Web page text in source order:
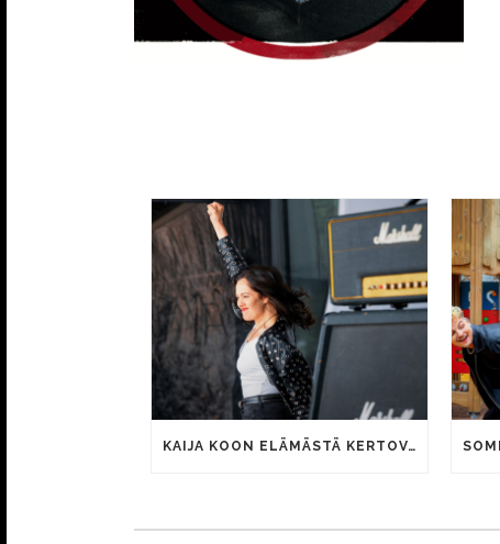
KAIJA KOON ELÄMÄSTÄ KERTOVAN KAUNIS RIETAS ONNELLINEN -ELOKUVAN TRAILER JULKI